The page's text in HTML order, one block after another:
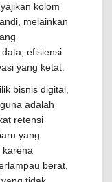
kolom
melainkan
efisiensi
yang ketat.
bisnis digital,
adalah
retensi
yang
karena
berat,